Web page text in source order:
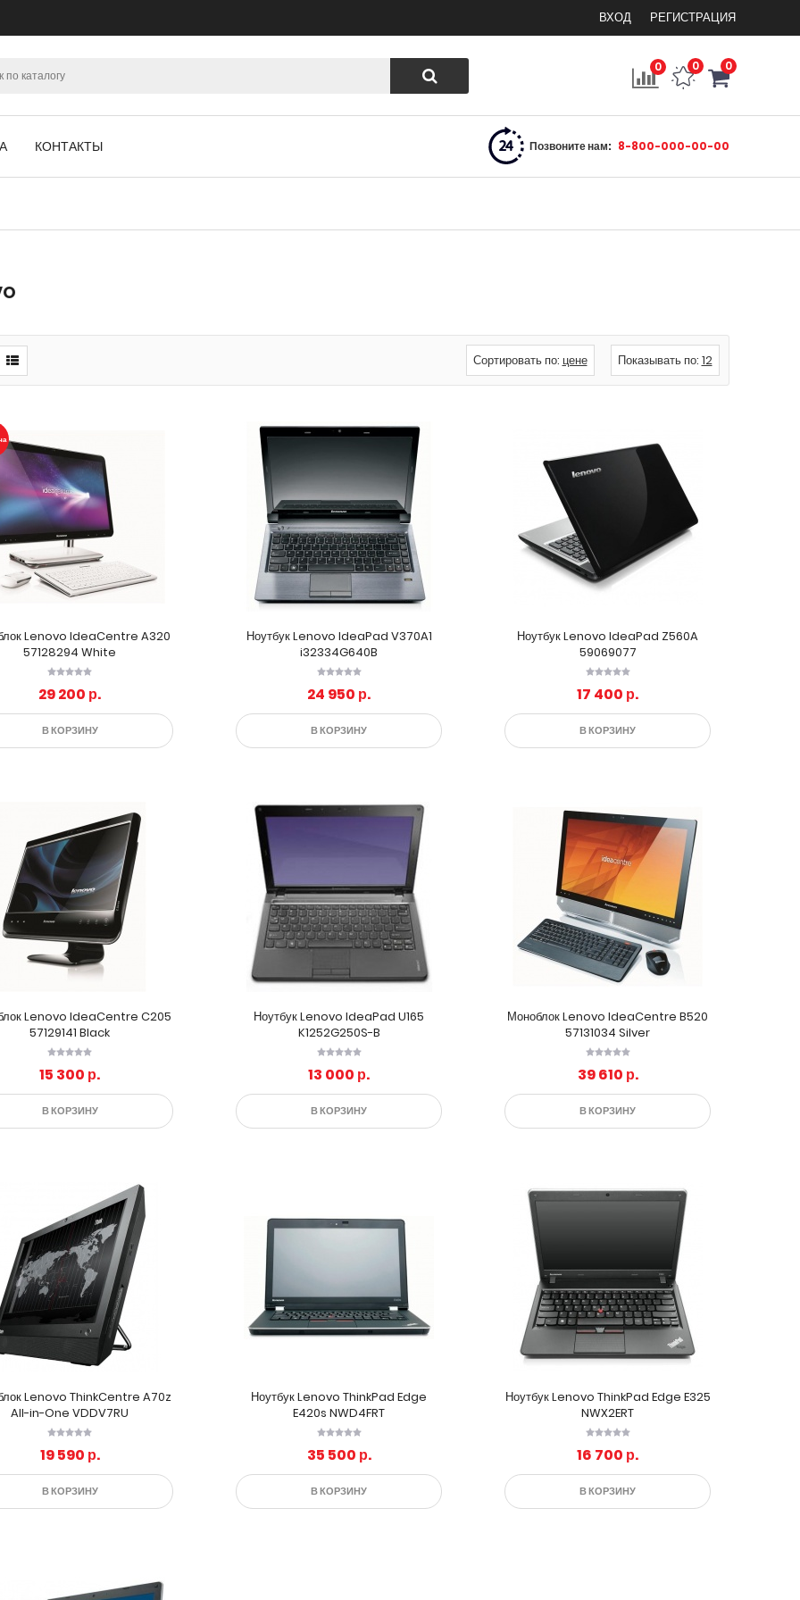
ВХОД РЕГИСТРАЦИЯ
0 0 0
КОНТАКТЫ Позвоните нам: 8-800-000-00-00
Сортировать по: цене Показывать по: 12
Lenovo IdeaCentre A320
57128294 White
29 200 р.
В КОРЗИНУ
Ноутбук Lenovo IdeaPad V370A1
i32334G640B
24 950 р.
В КОРЗИНУ
Ноутбук Lenovo IdeaPad Z560A
59069077
17 400 р.
В КОРЗИНУ
Lenovo IdeaCentre C205
57129141 Black
15 300 р.
В КОРЗИНУ
Ноутбук Lenovo IdeaPad U165
K1252G250S-B
13 000 р.
В КОРЗИНУ
Моноблок Lenovo IdeaCentre B520
57131034 Silver
39 610 р.
В КОРЗИНУ
Lenovo ThinkCentre A70z
All-in-One VDDV7RU
19 590 р.
В КОРЗИНУ
Ноутбук Lenovo ThinkPad Edge
E420s NWD4FRT
35 500 р.
В КОРЗИНУ
Ноутбук Lenovo ThinkPad Edge E325
NWX2ERT
16 700 р.
В КОРЗИНУ